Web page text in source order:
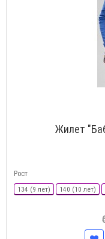
Жилет
Рост
134 (9 лет) 140 (10 лет)